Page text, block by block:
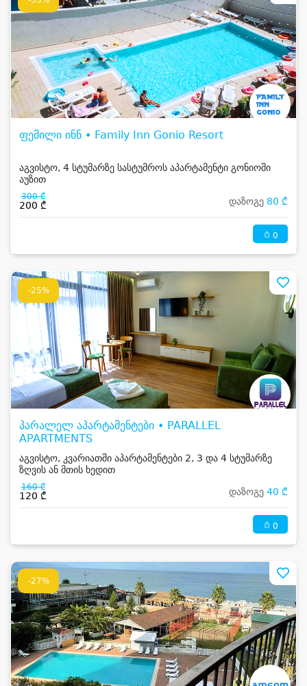
ფემილი ინნ • Family Inn Gonio Resort
აგვისტო, 4 სტუმარზე სასტუმროს აპარტამენტი გონიოში
აუზით
300 ₾
200 ₾ დაზოგე 80 ₾
0
-25%
პარალელ აპარტამენტები • PARALLEL
APARTMENTS
აგვისტო, კვარიათში აპარტამენტები 2, 3 და 4 სტუმარზე
ზღვის ან მთის ხედით
160 ₾
120 ₾ დაზოგე 40 ₾
0
-27%